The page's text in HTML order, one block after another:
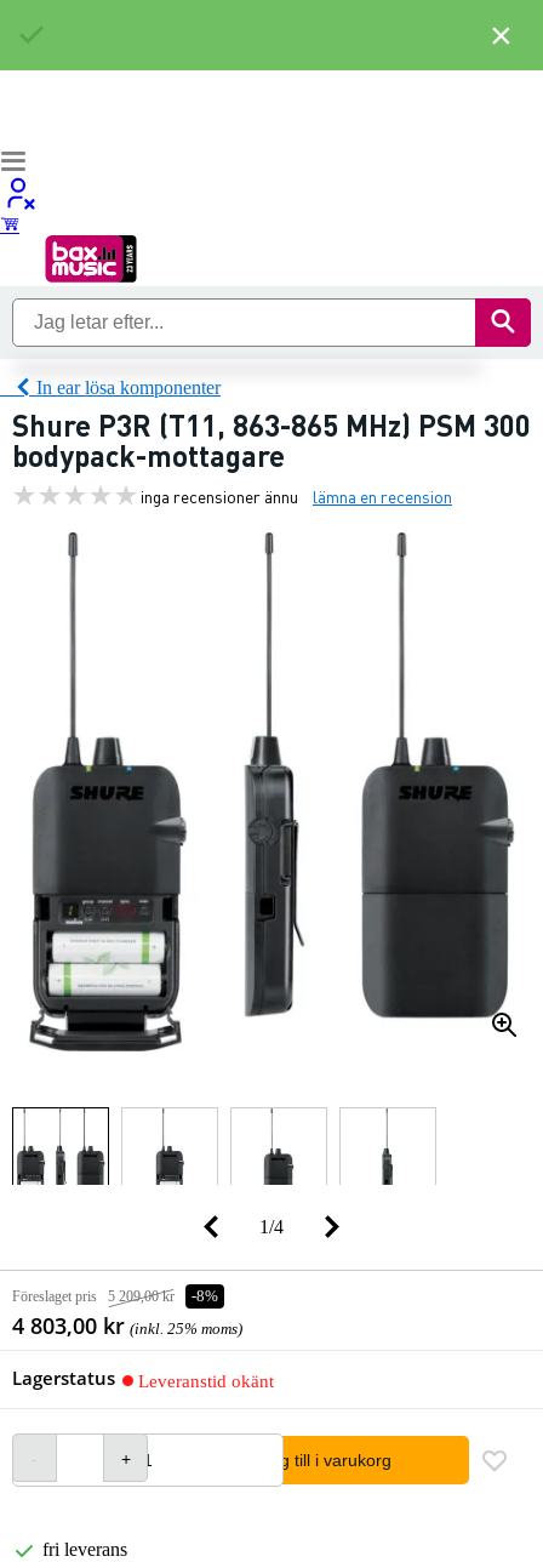
In ear lösa komponenter
Shure P3R (T11, 863-865 MHz) PSM 300
bodypack-mottagare
inga recensioner ännu lämna en recension
1/4
Föreslaget pris 5 209,00 kr -8%
4 803,00 kr (inkl. 25% moms)
Lagerstatus Leveranstid okänt
lägg till i varukorg
fri leverans
×